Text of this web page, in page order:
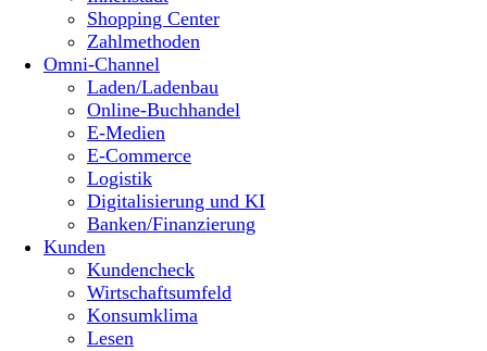
Shopping Center
Zahlmethoden
Omni-Channel
Laden/Ladenbau
Online-Buchhandel
E-Medien
E-Commerce
Logistik
Digitalisierung und KI
Banken/Finanzierung
Kunden
Kundencheck
Wirtschaftsumfeld
Konsumklima
Lesen